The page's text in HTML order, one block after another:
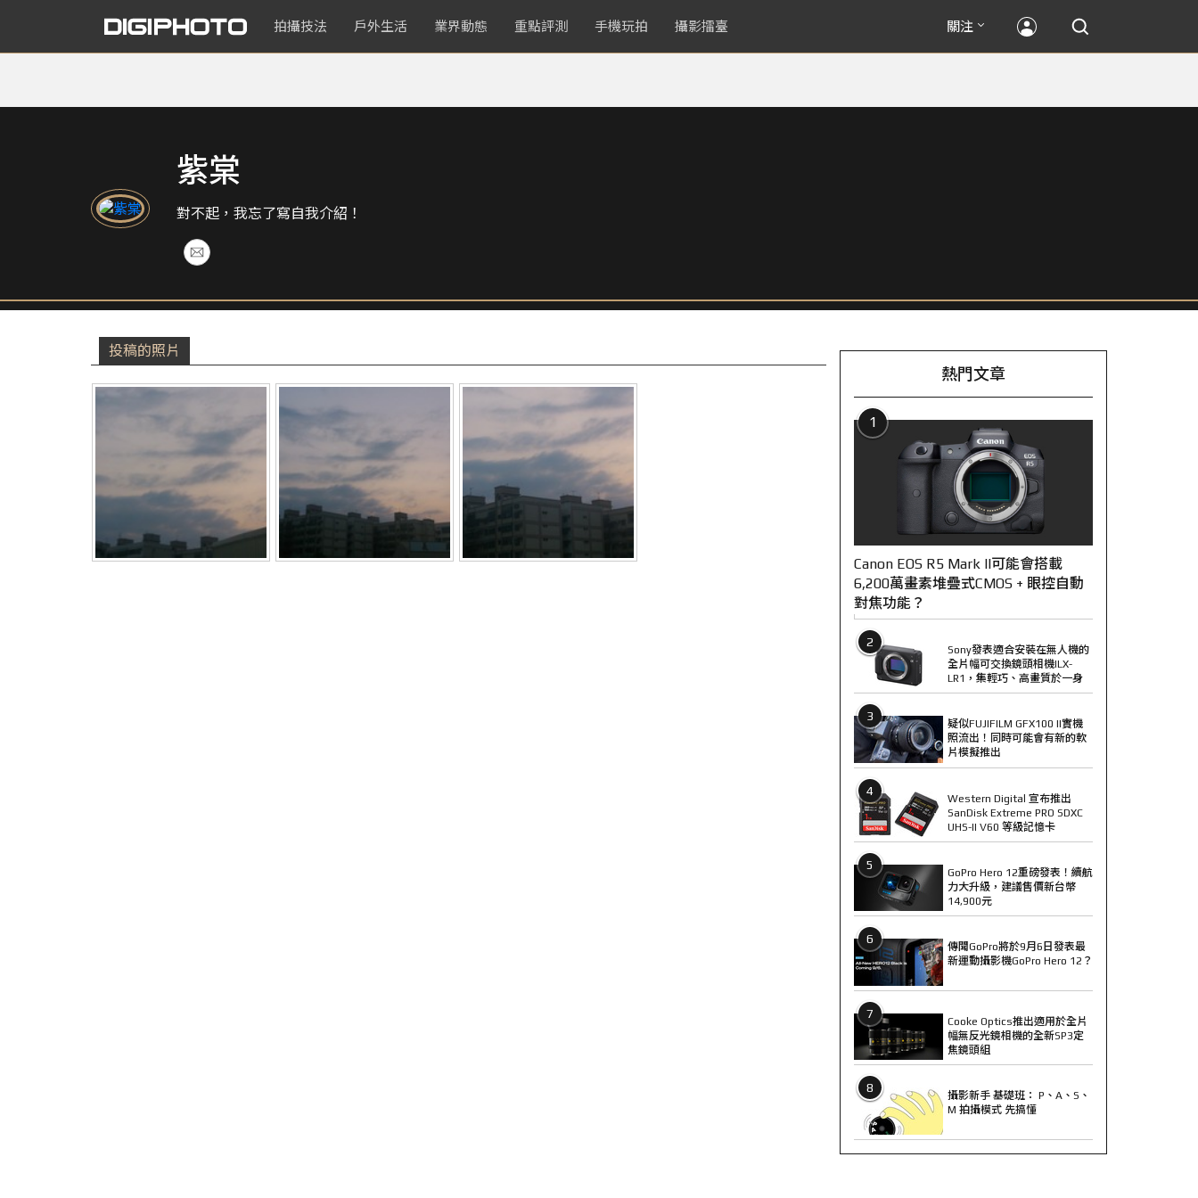
拍攝技法 戶外生活 業界動態 重點評測 手機玩拍 攝影擂臺 關注
紫棠
對不起，我忘了寫自我介紹！
投稿的照片
熱門文章
1
Canon EOS R5 Mark II可能會搭載
6,200萬畫素堆疊式CMOS + 眼控自動
對焦功能？
2
Sony發表適合安裝在無人機的
全片幅可交換鏡頭相機ILX-
LR1，集輕巧、高畫質於一身
3
疑似FUJIFILM GFX100 II實機
照流出！同時可能會有新的軟
片模擬推出
4
Western Digital 宣布推出
SanDisk Extreme PRO SDXC
UHS-II V60 等級記憶卡
5
GoPro Hero 12重磅發表！續航
力大升級，建議售價新台幣
14,900元
6
傳聞GoPro將於9月6日發表最
新運動攝影機GoPro Hero 12？
7
Cooke Optics推出適用於全片
幅無反光鏡相機的全新SP3定
焦鏡頭組
8
攝影新手 基礎班： P、A、S、
M 拍攝模式 先搞懂